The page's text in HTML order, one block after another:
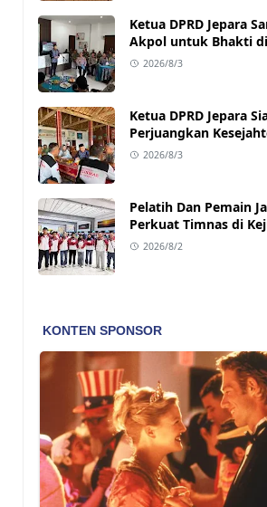
Ketua DPRD Jepara
Akpol untuk Bhakti
Rakyat Jepara
2026/8/3
Ketua DPRD Jepara
Perjuangkan
Satlinmas Jepara
2026/8/3
Pelatih Dan Pemain
Perkuat Timnas di
takraw Internasional
2026/8/2